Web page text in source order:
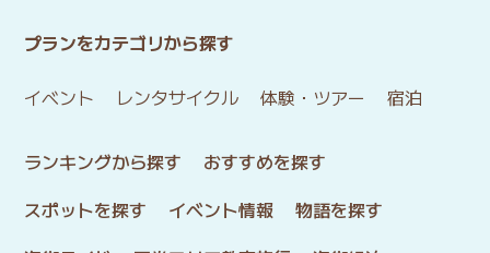
プランをカテゴリから探す
イベント レンタサイクル 体験・ツアー 宿泊
ランキングから探す
おすすめを探す
スポットを探す
イベント情報
物語を探す